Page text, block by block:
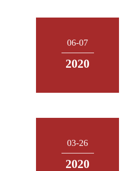
06-07
2020
03-26
2020